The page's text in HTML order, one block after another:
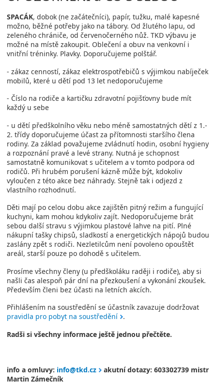
SPACÁK, dobok (ne začátečníci), papír, tužku, malé kapesné
možno, běžné potřeby jako na tábory. Od žlutého lapu, od
zeleného chrániče, od červenočerného nůž. TKD výbavu je
možné na místě zakoupit. Oblečení a obuv na venkovní i
vnitřní tréninky. Plavky. Doporučujeme polštář.
- zákaz cenností, zákaz elektrospotřebičů s výjimkou nabíječek
mobilů, které u dětí pod 13 let nedoporučujeme
- Číslo na rodiče a kartičku zdravotní pojišťovny bude mít
každý u sebe
- u dětí předškolního věku nebo méně samostatných dětí z 1.-
2. třídy doporučujeme účast za přítomnosti staršího člena
rodiny. Za základ považujeme zvládnutí hodin, osobní hygieny
a rozpoznání pravé a levé strany. Nutná je schopnost
samostatně komunikovat s učitelem a v tomto podpora od
rodičů. Při hrubém porušení kázně může být, kdokoliv
vyloučen z této akce bez náhrady. Stejně tak i odjezd z
vlastního rozhodnutí.
Děti mají po celou dobu akce zajištěn pitný režim a fungující
kuchyni, kam mohou kdykoliv zajít. Nedoporučujeme brát
sebou další stravu s výjimkou plastové lahve na pití. Plné
nákupní tašky chipsů, sladkostí a energetických nápojů budou
zaslány zpět s rodiči. Nezletilcům není povoleno opouštět
areál, starší pouze po dohodě s učitelem.
Prosíme všechny členy (u předškoláku raději i rodiče), aby si
našli čas alespoň pár dní na přezkoušení a vykonání zkoušek.
Především členi bez účasti na letních akcích.
Přihlášením na soustředění se účastník zavazuje dodržovat
pravidla pro pobyt na soustředění
.
Radši si všechny informace ještě jednou přečtěte.
info a omluvy: info@tkd.cz
akutní dotazy: 603302739 mistr
Martin Zámečník